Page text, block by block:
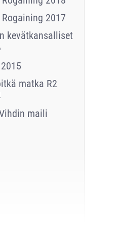
Rogaining 2017
kevätkansalliset
matka R2
maili